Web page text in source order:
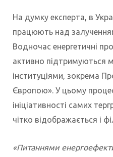
На думку експерта, в
працюють над
Водночас енергетичні
активно підтримуються
інституціями, зокрема
Європою». У цьому
ініціативності самих
чітко відображається і
«Питаннями